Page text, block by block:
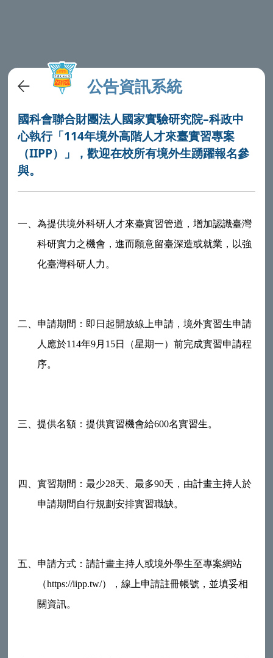
公告資訊系統
國科會聯合財團法人國家實驗研究院–科政中
心執行「114年境外高階人才來臺實習專案
（IIPP）」，歡迎在校所有境外生踴躍報名參
與。
一、為提供境外科研人才來臺實習管道，增加認識臺灣
科研實力之機會，進而願意留臺深造或就業，以強
化臺灣科研人力。
二、 申請期間：即日起開放線上申請，境外實習生申請
人應於114年9月15日（星期一）前完成實習申請程
序。
三、提供名額：提供實習機會給600名實習生。
四、實習期間：最少28天、最多90天，由計畫主持人於
申請期間自行規劃安排實習職缺。
五、 申請方式：請計畫主持人或境外學生至專案網站
（https://iipp.tw/），線上申請註冊帳號，並填妥相
關資訊。